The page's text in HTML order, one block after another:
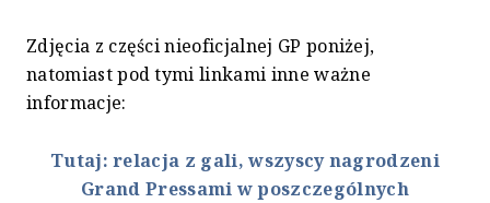
Zdjęcia z części nieoficjalnej GP poniżej,
natomiast pod tymi linkami inne ważne
informacje:
Tutaj: relacja z gali, wszyscy nagrodzeni
Grand Pressami w poszczególnych